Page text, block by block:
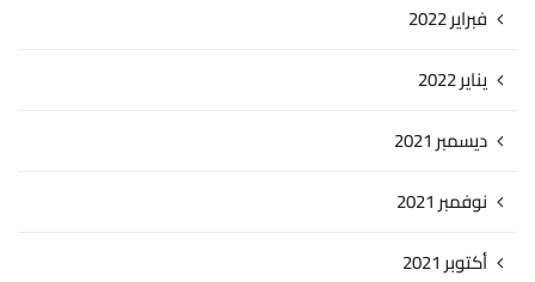
فبراير 2022
يناير 2022
ديسمبر 2021
نوفمبر 2021
أكتوبر 2021